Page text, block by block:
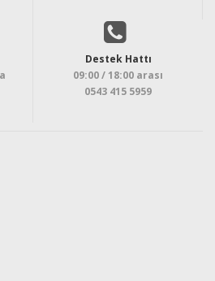
Destek Hattı
09:00 / 18:00 arası
0543 415 5959